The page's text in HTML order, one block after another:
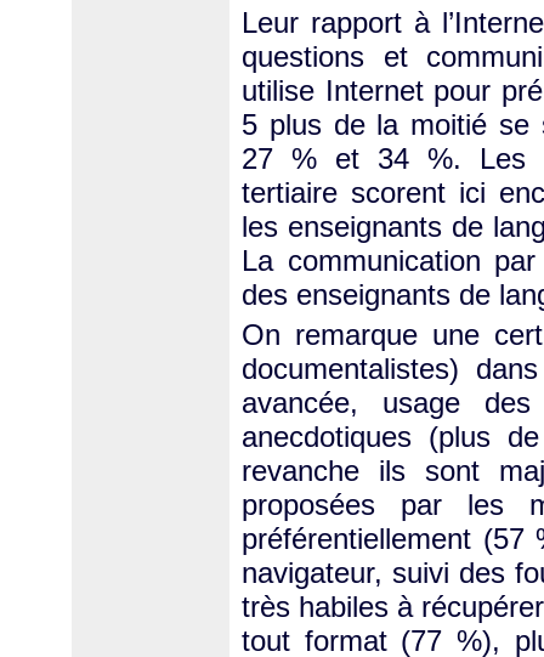
Leur rapport à
questions et
utilise Internet pour
5 plus de la moitié se
27 % et 34 %. Les
tertiaire scorent ici
les enseignants de
La communication
des enseignants de
On remarque une
documentalistes)
avancée, usage
anecdotiques (plus
revanche ils sont
proposées par les
préférentiellement (57
navigateur, suivi des
très habiles à
tout format (77 %),